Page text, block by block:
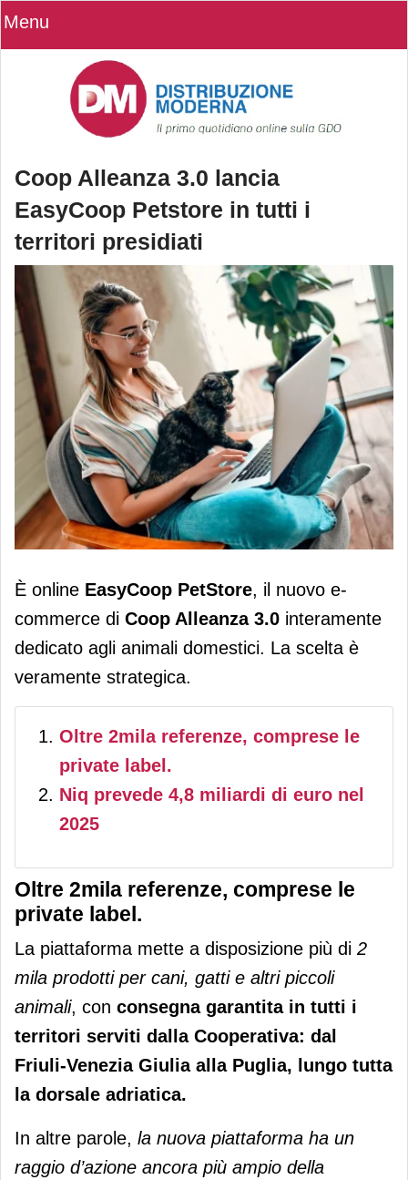
Menu
Coop Alleanza 3.0 lancia
EasyCoop Petstore in tutti i
territori presidiati
Coop Alleanza 3.0 lancia EasyCoop
Petstore in tutti i territori presidiati
È online EasyCoop PetStore, il nuovo e-
commerce di Coop Alleanza 3.0 interamente
dedicato agli animali domestici. La scelta è
veramente strategica.
Oltre 2mila referenze, comprese le
private label.
Niq prevede 4,8 miliardi di euro nel
2025
Oltre 2mila referenze, comprese le
private label.
La piattaforma mette a disposizione più di 2
mila prodotti per cani, gatti e altri piccoli
animali, con consegna garantita in tutti i
territori serviti dalla Cooperativa: dal
Friuli-Venezia Giulia alla Puglia, lungo tutta
la dorsale adriatica.
In altre parole, la nuova piattaforma ha un
raggio d’azione ancora più ampio della